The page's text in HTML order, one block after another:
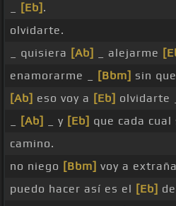
[Eb] .
olvidarte.
_ quisiera [Ab] _ alejarme
enamorarme _
[Bbm] sin
[Ab] eso voy a [Eb] olvidarte
[Ab] _ y [Eb] que cada cual
camino.
no niego [Bbm] voy a
puedo hacer así es el [Eb]